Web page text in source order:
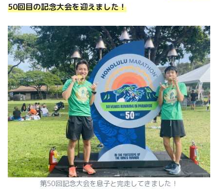
50回目の記念大会を迎えました！
第50回記念大会を息子と完走してきました！